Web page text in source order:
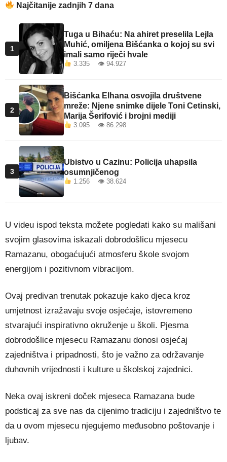
Najčitanije zadnjih 7 dana
1
Tuga u Bihaću: Na ahiret preselila Lejla
Muhić, omiljena Bišćanka o kojoj su svi
imali samo riječi hvale
3.335 👁 94.927
2
Bišćanka Elhana osvojila društvene
mreže: Njene snimke dijele Toni Cetinski,
Marija Šerifović i brojni mediji
3.095 👁 86.298
3
Ubistvo u Cazinu: Policija uhapsila
osumnjičenog
1.256 👁 38.624
U videu ispod teksta možete pogledati kako su mališani
svojim glasovima iskazali dobrodošlicu mjesecu
Ramazanu, obogaćujući atmosferu škole svojom
energijom i pozitivnom vibracijom.
Ovaj predivan trenutak pokazuje kako djeca kroz
umjetnost izražavaju svoje osjećaje, istovremeno
stvarajući inspirativno okruženje u školi. Pjesma
dobrodošlice mjesecu Ramazanu donosi osjećaj
zajedništva i pripadnosti, što je važno za održavanje
duhovnih vrijednosti i kulture u školskoj zajednici.
Neka ovaj iskreni doček mjeseca Ramazana bude
podsticaj za sve nas da cijenimo tradiciju i zajedništvo te
da u ovom mjesecu njegujemo međusobno poštovanje i
ljubav.